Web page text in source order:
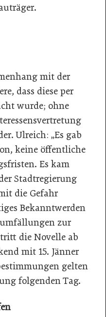
mit der
dass diese per
wurde; ohne
Ulreich: „Es gab
keine öffentliche
Es kam
Stadtregierung
die Gefahr
Bekanntwerden
zur
die Novelle ab
mit 15. Jänner
gelten
folgenden Tag.